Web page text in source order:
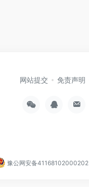
网站提交 免责声明
豫公网安备41168102000202